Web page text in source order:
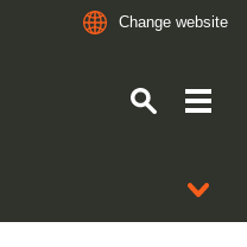
Change website